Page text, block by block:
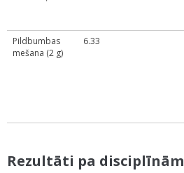
Pildbumbas
mešana (2 g)
6.33
Rezultāti pa disciplīnām